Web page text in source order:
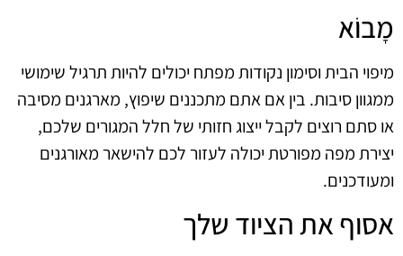
מָבוֹא
מיפוי הבית וסימון נקודות מפתח יכולים להיות תרגיל שימושי
ממגוון סיבות. בין אם אתם מתכננים שיפוץ, מארגנים מסיבה
או סתם רוצים לקבל ייצוג חזותי של חלל המגורים שלכם,
יצירת מפה מפורטת יכולה לעזור לכם להישאר מאורגנים
ומעודכנים.
אסוף את הציוד שלך